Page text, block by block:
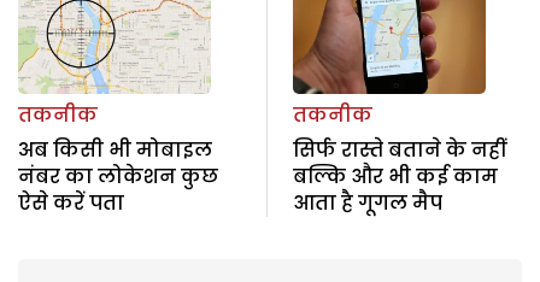
तकनीक
अब किसी भी मोबाइल
नंबर का लोकेशन कुछ
ऐसे करें पता
तकनीक
सिर्फ रास्ते बताने के नहीं
बल्कि और भी कई काम
आता है गूगल मैप